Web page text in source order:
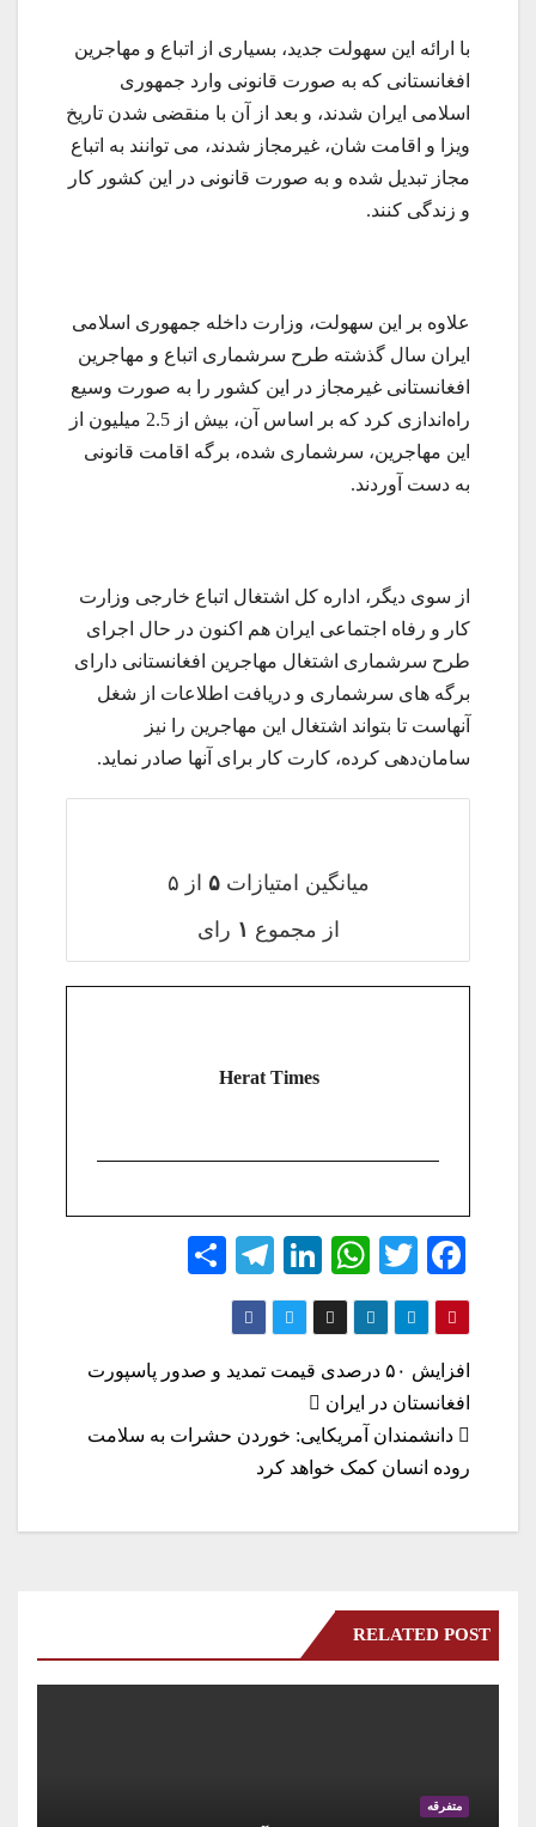
با ارائه این سهولت جدید، بسیاری از اتباع و مهاجرین
افغانستانی که به صورت قانونی وارد جمهوری
اسلامی ایران شدند، و بعد از آن با منقضی شدن تاریخ
ویزا و اقامت شان، غیرمجاز شدند، می توانند به اتباع
مجاز تبدیل شده و به صورت قانونی در این کشور کار
و زندگی کنند.
علاوه بر این سهولت، وزارت داخله جمهوری اسلامی
ایران سال گذشته طرح سرشماری اتباع و مهاجرین
افغانستانی غیرمجاز در این کشور را به صورت وسیع
راه‌اندازی کرد که بر اساس آن، بیش از 2.5 میلیون از
این مهاجرین، سرشماری شده، برگه اقامت قانونی
به دست آوردند.
از سوی دیگر، اداره کل اشتغال اتباع خارجی وزارت
کار و رفاه اجتماعی ایران هم اکنون در حال اجرای
طرح سرشماری اشتغال مهاجرین افغانستانی دارای
برگه های سرشماری و دریافت اطلاعات از شغل
آنهاست تا بتواند اشتغال این مهاجرین را نیز
سامان‌دهی کرده، کارت کار برای آنها صادر نماید.
میانگین امتیازات۵ از ۵
از مجموع ۱ رای
Herat Times
Fa
ce
bo
ok
T
wi
tte
r
W
ha
ts
A
pp
Li
nk
ed
In
Te
le
gr
a
راهبری
نوشته
افزایش ۵۰ درصدی قیمت تمدید و صدور پاسپورت
افغانستان در ایران
دانشمندان آمریکایی: خوردن حشرات به سلامت
روده انسان کمک خواهد کرد
RELATED POST
متفرقه